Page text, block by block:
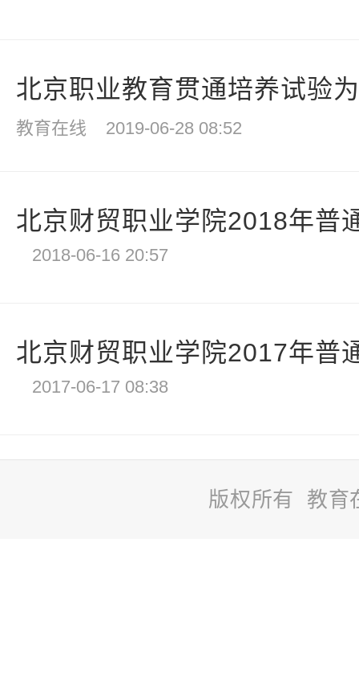
北京职业教育贯通培养试验
教育在线 2019-06-28 08:52
北京财贸职业学院2018年普
2018-06-16 20:57
北京财贸职业学院2017年普
2017-06-17 08:38
版权所有 教育